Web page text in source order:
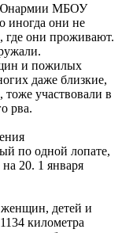
Юнармии МБОУ
иногда они не
где они проживают.
и пожилых
даже близкие,
тоже участвовали в
рва.
по одной лопате,
20. 1 января
женщин, детей и
километра